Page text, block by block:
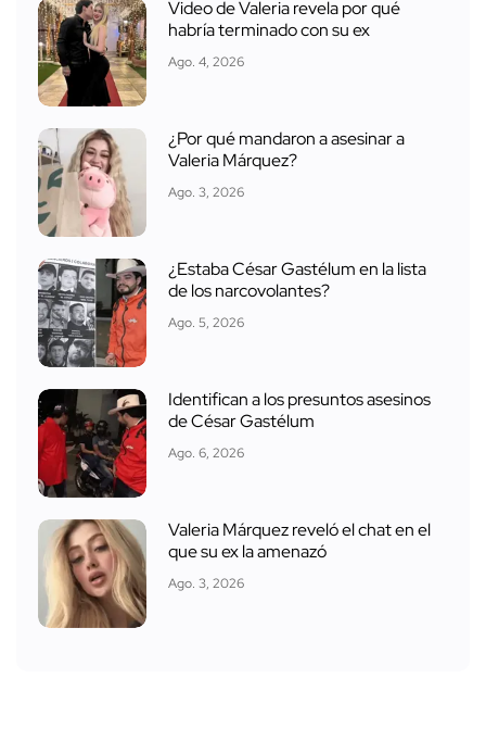
Video de Valeria revela por qué
habría terminado con su ex
Ago. 4, 2026
¿Por qué mandaron a asesinar a
Valeria Márquez?
Ago. 3, 2026
¿Estaba César Gastélum en la lista
de los narcovolantes?
Ago. 5, 2026
Identifican a los presuntos asesinos
de César Gastélum
Ago. 6, 2026
Valeria Márquez reveló el chat en el
que su ex la amenazó
Ago. 3, 2026